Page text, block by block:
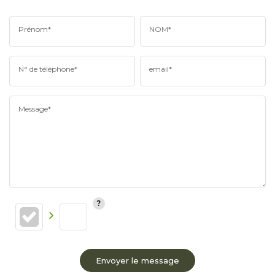
Prénom* NOM*
N° de téléphone* email*
Message*
Envoyer le message